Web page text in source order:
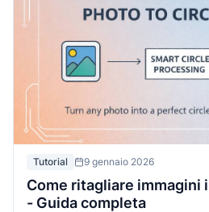
Tutorial 9 gennaio 2026
Come ritagliare immagini
- Guida completa